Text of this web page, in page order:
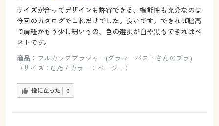
サイズが合ってデザインも許容できる、機能性も充分なのは
今回のカタログでこれだけでした。良いです。できれば脇高
で肩紐がもう少し細いもの、色の選択が白や黒もできればベ
ストです。
商品： フルカップブラジャー(グラマーバストさんのブラ)
（サイズ：G75 / カラー：ベージュ）
役に立った 0